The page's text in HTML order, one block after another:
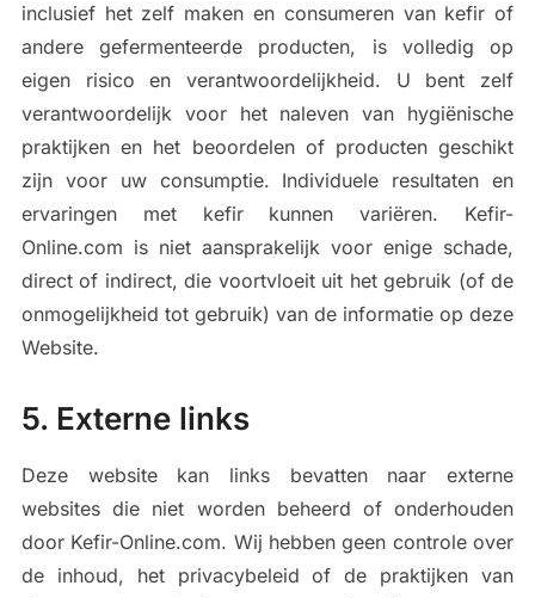
inclusief het zelf maken en consumeren van kefir of
andere gefermenteerde producten, is volledig op
eigen risico en verantwoordelijkheid. U bent zelf
verantwoordelijk voor het naleven van hygiënische
praktijken en het beoordelen of producten geschikt
zijn voor uw consumptie. Individuele resultaten en
ervaringen met kefir kunnen variëren. Kefir-
Online.com is niet aansprakelijk voor enige schade,
direct of indirect, die voortvloeit uit het gebruik (of de
onmogelijkheid tot gebruik) van de informatie op deze
Website.
5. Externe links
Deze website kan links bevatten naar externe
websites die niet worden beheerd of onderhouden
door Kefir-Online.com. Wij hebben geen controle over
de inhoud, het privacybeleid of de praktijken van